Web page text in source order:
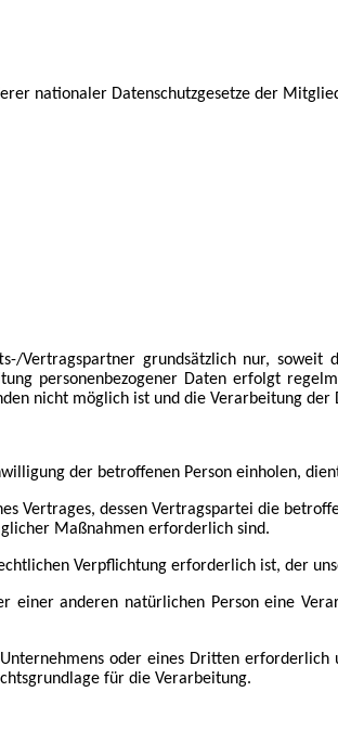
nationaler Datenschutzgesetze der
Vertragspartner grundsätzlich nur,
personenbezogener Daten erfolgt
nicht möglich ist und die Verarbeitung
der betroffenen Person einholen,
Vertrages, dessen Vertragspartei die
Maßnahmen erforderlich sind.
Verpflichtung erforderlich ist, der
einer anderen natürlichen Person eine
oder eines Dritten
für die Verarbeitung.